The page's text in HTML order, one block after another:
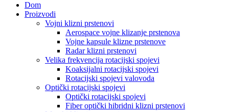
Dom
Proizvodi
Vojni klizni prstenovi
Aerospace vojne klizanje prstenova
Vojne kapsule klizne prstenove
Radar klizni prstenovi
Velika frekvencija rotacijski spojevi
Koaksijalni rotacijski spojevi
Rotacijski spojevi valovoda
Optički rotacijski spojevi
Optički rotacijski spojevi
Fiber optički hibridni klizni prstenovi